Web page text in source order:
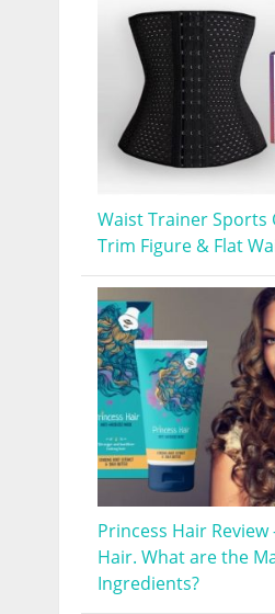
Waist Trainer Sports
Trim Figure & Flat
Princess Hair Review
Hair. What are the
Ingredients?